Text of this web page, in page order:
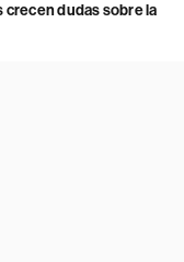
dudas sobre la